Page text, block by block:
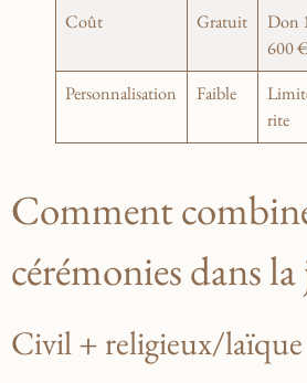
Coût Gratuit
Don
600
Personnalisation
Faible
rite
Comment
cérémonies dans
Civil + religieux/